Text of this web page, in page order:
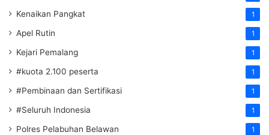
Kenaikan Pangkat 1
Apel Rutin 1
Kejari Pemalang 1
#kuota 2.100 peserta 1
#Pembinaan dan Sertifikasi 1
#Seluruh Indonesia 1
Polres Pelabuhan Belawan 1